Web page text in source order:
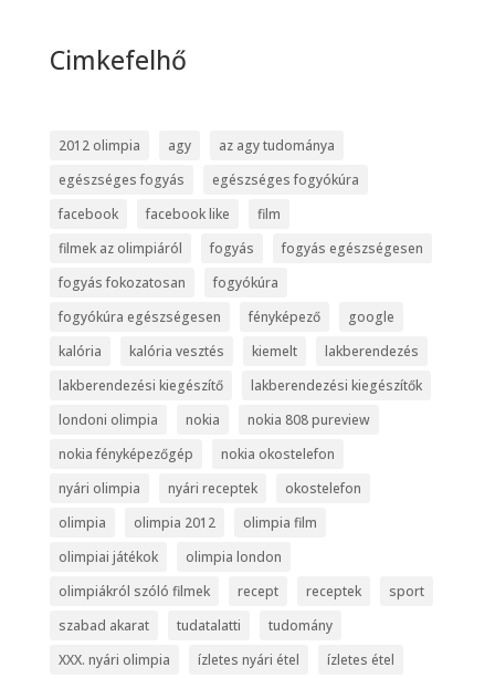
Cimkefelhő
2012 olimpia agy
az agy tudománya
egészséges fogyás
egészséges fogyókúra
facebook
facebook like
film
filmek az olimpiáról
fogyás
fogyás egészségesen
fogyás fokozatosan
fogyókúra
fogyókúra egészségesen
fényképező
google
kalória
kalória vesztés kiemelt
lakberendezés
lakberendezési kiegészítő
lakberendezési kiegészítők
londoni olimpia
nokia
nokia 808 pureview
nokia fényképezőgép
nokia okostelefon
nyári olimpia
nyári receptek
okostelefon
olimpia
olimpia 2012
olimpia film
olimpiai játékok
olimpia london
olimpiákról szóló filmek
recept receptek
sport
szabad akarat
tudatalatti
tudomány
XXX. nyári olimpia
ízletes nyári étel ízletes étel